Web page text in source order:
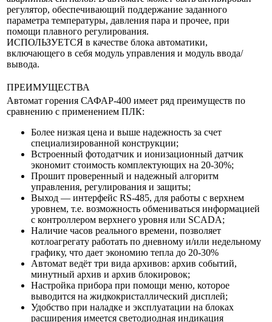
регулятор, обеспечивающий поддержание заданного
параметра температуры, давления пара и прочее, при
помощи плавного регулирования.
ИСПОЛЬЗУЕТСЯ в качестве блока автоматики,
включающего в себя модуль управления и модуль ввода/
вывода.
ПРЕИМУЩЕСТВА
Автомат горения САФАР-400 имеет ряд преимуществ по
сравнению с применением ПЛК:
Более низкая цена и выше надежность за счет
специализированной конструкции;
Встроенный фотодатчик и ионизационный датчик
экономит стоимость комплектующих на 20-30%;
Прошит проверенный и надежный алгоритм
управления, регулирования и защиты;
Выход — интерфейс RS-485, для работы с верхнем
уровнем, т.е. возможность обмениваться информацией
с контроллером верхнего уровня или SCADA;
Наличие часов реального времени, позволяет
котлоагрегату работать по дневному и/или недельному
графику, что дает экономию тепла до 20-30%
Автомат ведёт три вида архивов: архив событий,
минутный архив и архив блокировок;
Настройка прибора при помощи меню, которое
выводится на жидкокристаллический дисплей;
Удобство при наладке и эксплуатации на блоках
расширения имеется светодиодная индикация